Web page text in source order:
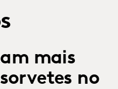
mais
no